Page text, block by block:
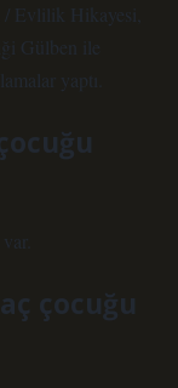
Evlilik Hikayesi,
Gülben ile
yaptı.
çocuğu